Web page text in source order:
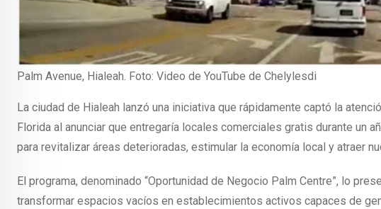
Palm Avenue, Hialeah. Foto: Video de YouTube de Chelylesdi
La ciudad de Hialeah lanzó una iniciativa que rápidamente captó la
Florida al anunciar que entregaría locales comerciales gratis durante un
para revitalizar áreas deterioradas, estimular la economía local y atraer
El programa, denominado “Oportunidad de Negocio Palm Centre”, lo
transformar espacios vacíos en establecimientos activos capaces de